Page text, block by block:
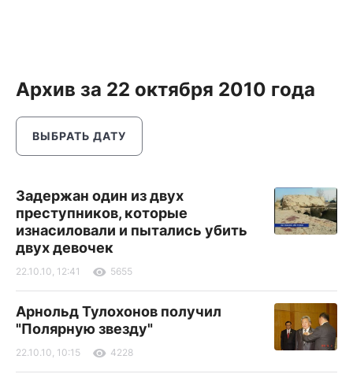
Архив за 22 октября 2010 года
ВЫБРАТЬ ДАТУ
Задержан один из двух
преступников, которые
изнасиловали и пытались убить
двух девочек
22.10.10, 12:41 5655
Арнольд Тулохонов получил
"Полярную звезду"
22.10.10, 10:15 4228